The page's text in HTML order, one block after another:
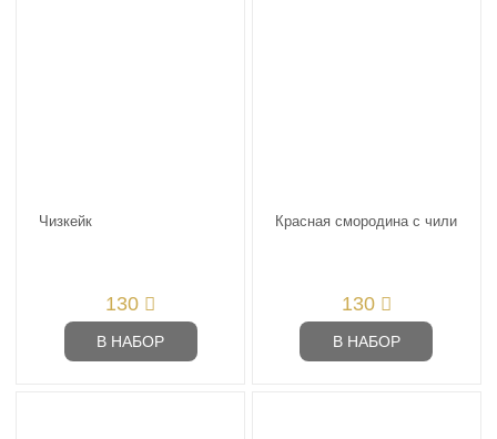
Чизкейк
130
В НАБОР
Красная смородина с чили
130
В НАБОР